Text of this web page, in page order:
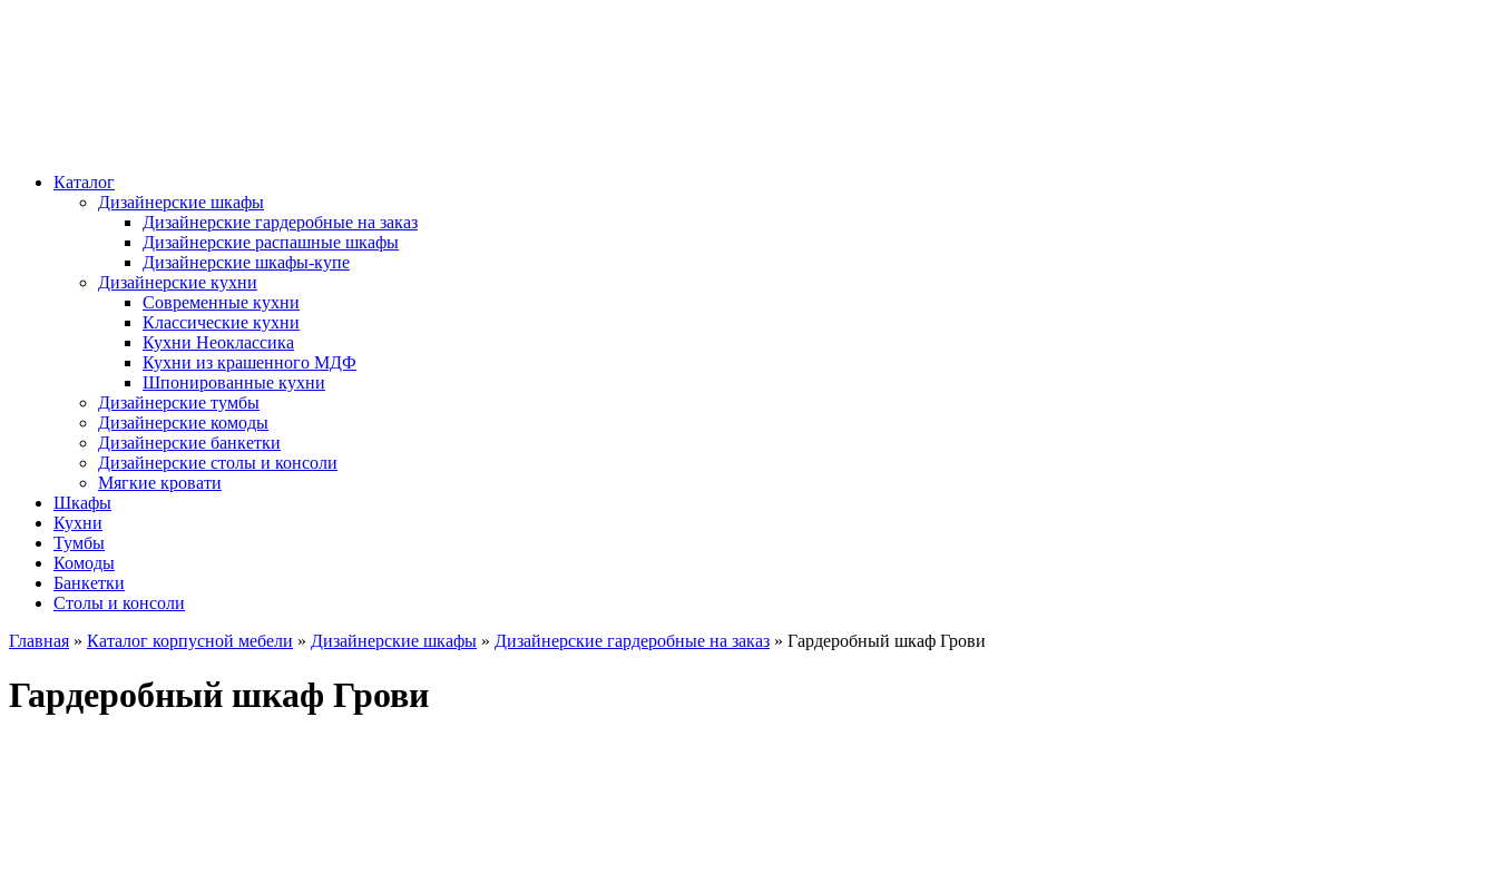
Каталог
Дизайнерские шкафы
Дизайнерские гардеробные на заказ
Дизайнерские распашные шкафы
Дизайнерские шкафы-купе
Дизайнерские кухни
Современные кухни
Классические кухни
Кухни Неоклассика
Кухни из крашенного МДФ
Шпонированные кухни
Дизайнерские тумбы
Дизайнерские комоды
Дизайнерские банкетки
Дизайнерские столы и консоли
Мягкие кровати
Шкафы
Кухни
Тумбы
Комоды
Банкетки
Столы и консоли
Главная » Каталог корпусной мебели » Дизайнерские шкафы » Дизайнерские гардеробные на заказ » Гардеробный шкаф Грови
Гардеробный шкаф Грови